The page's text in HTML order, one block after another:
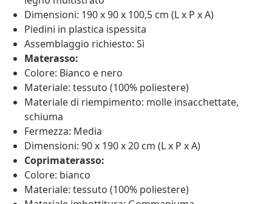
Dimensioni: 190 x 90 x 100,5 cm (L x P x A)
Piedini in plastica ispessita
Assemblaggio richiesto: Sì
Materasso:
Colore: Bianco e nero
Materiale: tessuto (100% poliestere)
Materiale di riempimento: molle insacchettate,
schiuma
Fermezza: Media
Dimensioni: 90 x 190 x 20 cm (L x P x A)
Coprimaterasso:
Colore: bianco
Materiale: tessuto (100% poliestere)